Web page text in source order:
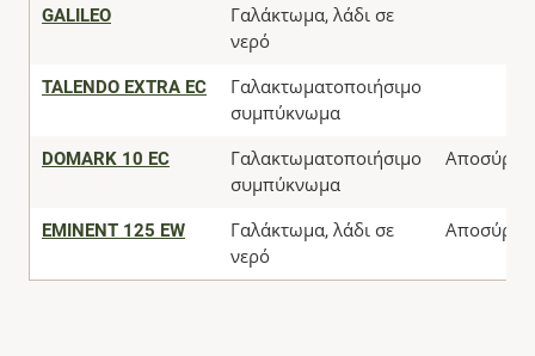
GALILEO
Γαλάκτωμα, λάδι σε
νερό
TALENDO EXTRA EC
Γαλακτωματοποιήσιμο
συμπύκνωμα
DOMARK 10 EC
Γαλακτωματοποιήσιμο
συμπύκνωμα
EMINENT 125 EW
Γαλάκτωμα, λάδι σε
νερό